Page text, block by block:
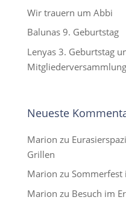
Wir trauern um Abbi
Balunas 9. Geburtstag
Lenyas 3. Geburtstag
Neueste
Marion zu
Grillen
Marion zu Sommerfest
Marion zu Besuch im